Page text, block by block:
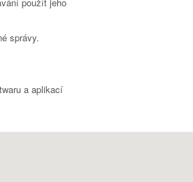
správy.
a aplikací